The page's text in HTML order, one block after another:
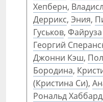
Хепберн,
Деррикс, Эния,
Гуськов,
Георгий
Джонни Кэш,
Бородина,
(Кристина Си),
Рональд Хаббард